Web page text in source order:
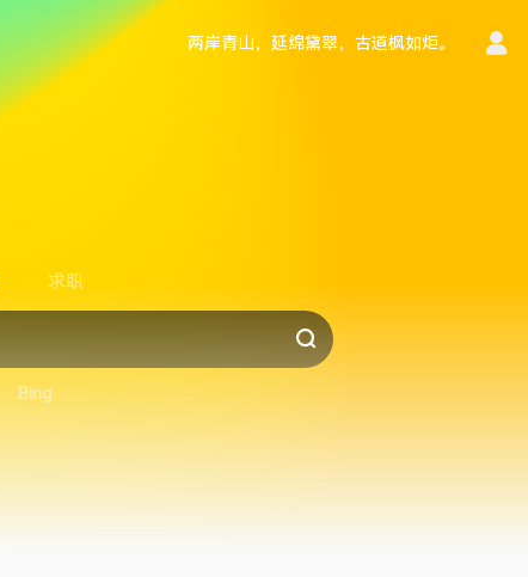
两岸青山，延绵黛翠，古道枫如炬。
求职
Bing